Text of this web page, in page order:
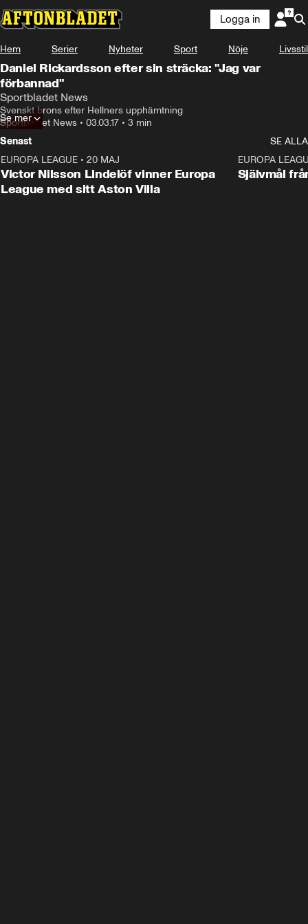
Logga in
Hem Serier Nyheter Sport Nöje Livsstil
Daniel Rickardsson efter sin sträcka: "Jag var
förbannad"
Sportbladet News
Svenskt brons efter Hellners upphämtning
Sportbladet News • 03.03.17 • 3 min
Se mer
Senast
SE ALLA
EUROPA LEAGUE • 20 MAJ
Victor Nilsson Lindelöf vinner Europa
League med sitt Aston Villa
EUROPA
Självmål